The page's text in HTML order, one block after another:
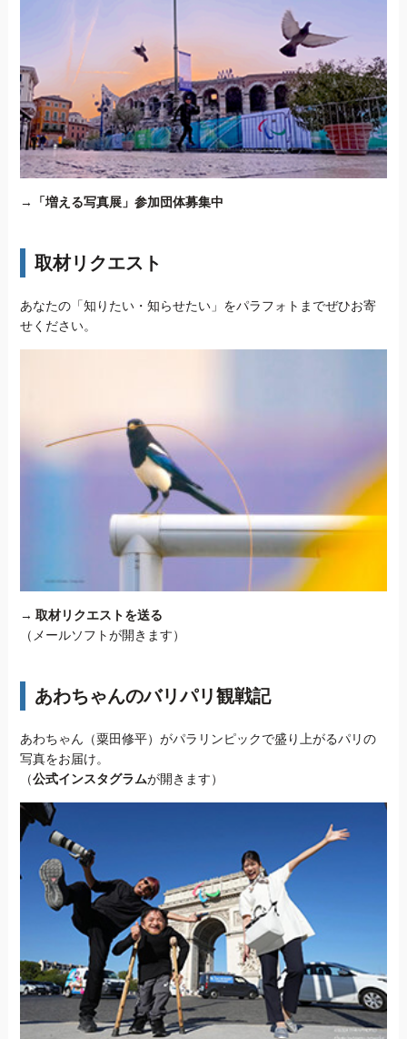
→ 「増える写真展」参加団体募集中
取材リクエスト
あなたの「知りたい・知らせたい」をパラフォトまでぜひお寄
せください。
→ 取材リクエストを送る
（メールソフトが開きます）
あわちゃんのバリパリ観戦記
あわちゃん（粟田修平）がパラリンピックで盛り上がるパリの
写真をお届け。
（公式インスタグラムが開きます）